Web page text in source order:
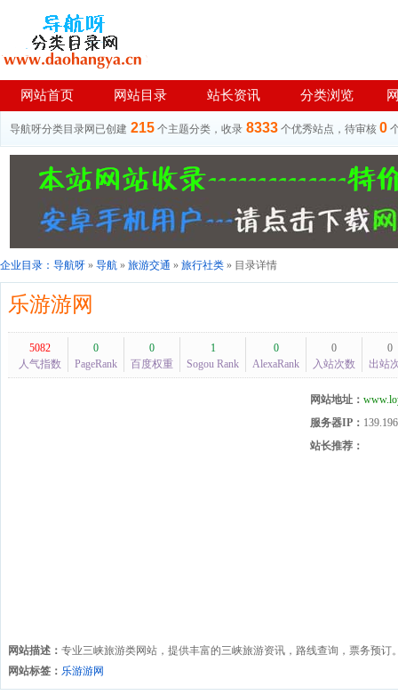
网站首页 网站目录 站长资讯 分类浏览
导航呀分类目录网已创建 215 个主题分类，收录 8333 个优秀站点，待审核 0
企业目录： 导航呀 » 导航 » 旅游交通 » 旅行社类 » 目录详情
乐游游网
5082
人气指数
0
PageRank
0
百度权重
1
Sogou Rank
0
AlexaRank
0
入站次数
0
出站
网站地址：
服务器IP：
站长推荐：
网站描述： 专业三峡旅游类网站，提供丰富的三峡旅游资讯，路线查询，票务预订
网站标签： 乐游游网